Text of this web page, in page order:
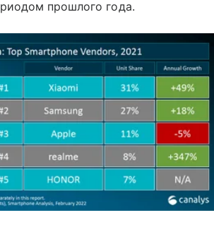
прошлого года.